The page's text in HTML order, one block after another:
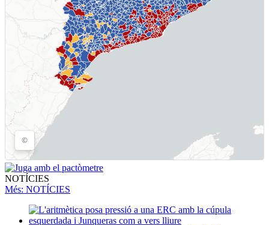
NOTÍCIES
Més: NOTÍCIES